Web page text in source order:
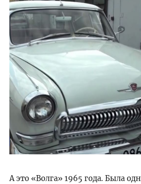
А это «Волга» 1965 года. Была